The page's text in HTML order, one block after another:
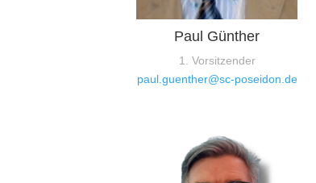
Paul Günther
1. Vorsitzender
paul.guenther@sc-poseidon.de